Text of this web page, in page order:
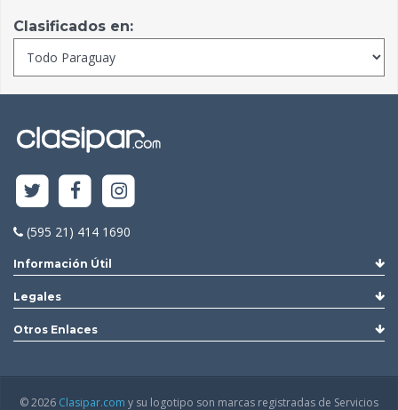
Clasificados en:
(595 21) 414 1690
Información Útil
Legales
Otros Enlaces
© 2026 Clasipar.com y su logotipo son marcas registradas de Servicios